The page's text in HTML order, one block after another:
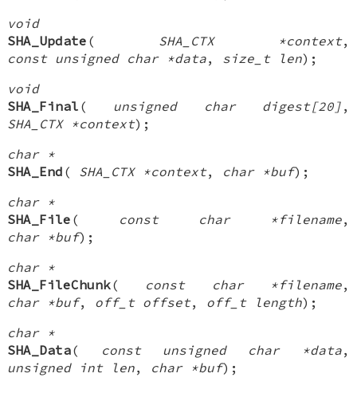
void
SHA_Update ( SHA_CTX *context,
const unsigned char *data, size_t len);
void
SHA_Final ( unsigned char digest[20] ,
SHA_CTX *context);
char *
SHA_End ( SHA_CTX *context, char *buf);
char *
SHA_File ( const char *filename,
char *buf);
char *
SHA_FileChunk( const char *filename,
char *buf, off_t offset, off_t length);
char *
SHA_Data( const unsigned char *data,
unsigned int len, char *buf);